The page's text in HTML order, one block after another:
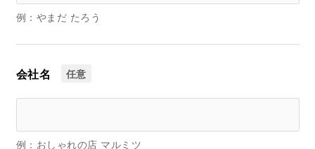
オンラインショップ
例：やまだ たろう
会社名 任意
例：おしゃれの店 マルミツ